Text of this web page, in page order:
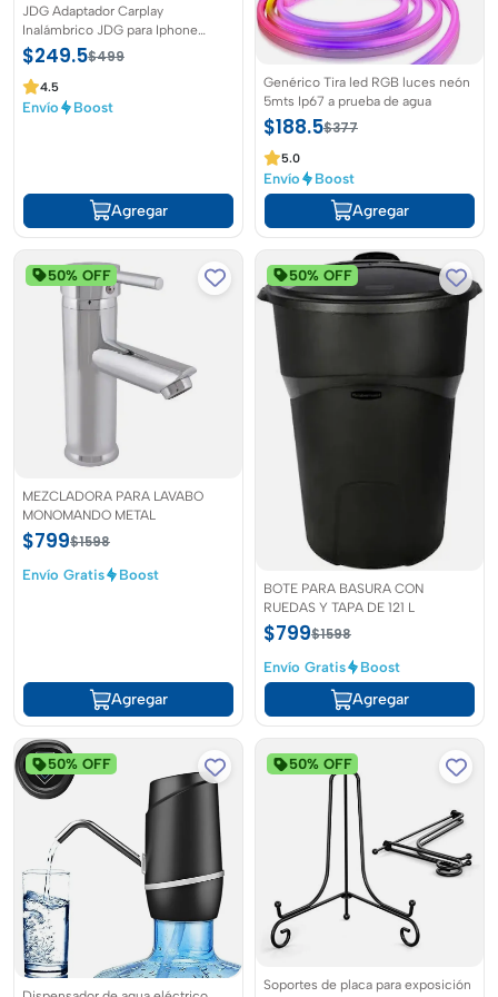
JDG Adaptador Carplay
Inalámbrico JDG para Iphone
Carplay Car Wireless Adapter
$249.5$499
4.5
Envío Boost
Agregar
Genérico Tira led RGB luces neón
5mts Ip67 a prueba de agua
$188.5$377
5.0
Envío Boost
Agregar
50% OFF
MEZCLADORA PARA LAVABO
MONOMANDO METAL
$799$1598
Envío Gratis Boost
Agregar
50% OFF
BOTE PARA BASURA CON
RUEDAS Y TAPA DE 121 L
$799$1598
Envío Gratis Boost
Agregar
50% OFF 50% OFF
Soportes de placa para exposición